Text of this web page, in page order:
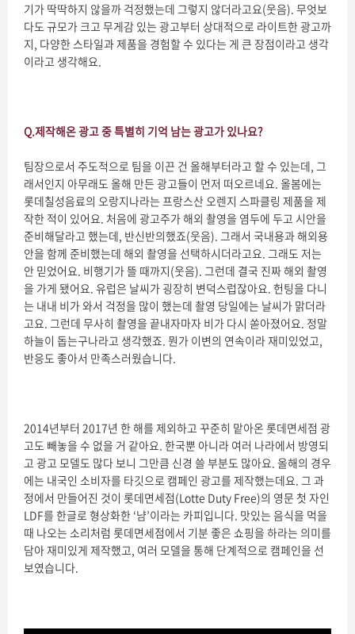
기가 딱딱하지 않을까 걱정했는데 그렇지 않더라고요(웃음). 무엇보
다도 규모가 크고 무게감 있는 광고부터 상대적으로 라이트한 광고까
지, 다양한 스타일과 제품을 경험할 수 있다는 게 큰 장점이라고 생각
이라고 생각해요.
Q.제작해온 광고 중 특별히 기억 남는 광고가 있나요?
팀장으로서 주도적으로 팀을 이끈 건 올해부터라고 할 수 있는데, 그
래서인지 아무래도 올해 만든 광고들이 먼저 떠오르네요. 올봄에는
롯데칠성음료의 오랑지나라는 프랑스산 오렌지 스파클링 제품을 제
작한 적이 있어요. 처음에 광고주가 해외 촬영을 염두에 두고 시안을
준비해달라고 했는데, 반신반의했죠(웃음). 그래서 국내용과 해외용
안을 함께 준비했는데 해외 촬영을 선택하시더라고요. 그래도 저는
안 믿었어요. 비행기가 뜰 때까지(웃음). 그런데 결국 진짜 해외 촬영
을 가게 됐어요. 유럽은 날씨가 굉장히 변덕스럽잖아요. 헌팅을 다니
는 내내 비가 와서 걱정을 많이 했는데 촬영 당일에는 날씨가 맑더라
고요. 그런데 무사히 촬영을 끝내자마자 비가 다시 쏟아졌어요. 정말
하늘이 돕는구나라고 생각했죠. 뭔가 이변의 연속이라 재미있었고,
반응도 좋아서 만족스러웠습니다.
2014년부터 2017년 한 해를 제외하고 꾸준히 맡아온 롯데면세점 광
고도 빼놓을 수 없을 거 같아요. 한국뿐 아니라 여러 나라에서 방영되
고 광고 모델도 많다 보니 그만큼 신경 쓸 부분도 많아요. 올해의 경우
에는 내국인 소비자를 타깃으로 캠페인 광고를 제작했는데요. 그 과
정에서 만들어진 것이 롯데면세점(Lotte Duty Free)의 영문 첫 자인
LDF를 한글로 형상화한 ‘냠’이라는 카피입니다. 맛있는 음식을 먹을
때 나오는 소리처럼 롯데면세점에서 기분 좋은 쇼핑을 하라는 의미를
담아 재미있게 제작했고, 여러 모델을 통해 단계적으로 캠페인을 선
보였습니다.